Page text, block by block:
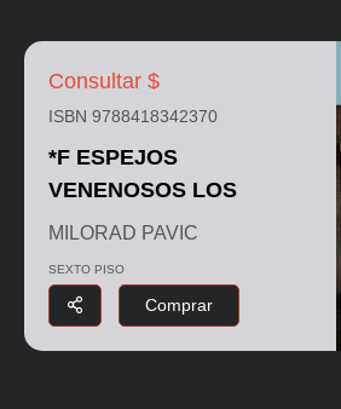
Consultar $
ISBN 9788418342370
*F ESPEJOS
VENENOSOS LOS
MILORAD PAVIC
SEXTO PISO
Comprar